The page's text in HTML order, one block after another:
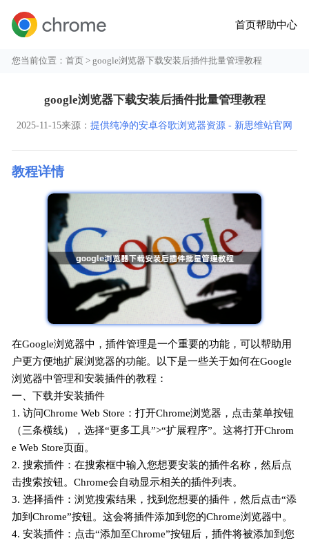
首页帮助中心
您当前位置：首页 > google浏览器下载安装后插件批量管理教程
google浏览器下载安装后插件批量管理教程
2025-11-15来源： 提供纯净的安卓谷歌浏览器资源 - 新思维站官网
教程详情
在Google浏览器中，插件管理是一个重要的功能，可以帮助用
户更方便地扩展浏览器的功能。以下是一些关于如何在Google
浏览器中管理和安装插件的教程：
一、下载并安装插件
1. 访问Chrome Web Store：打开Chrome浏览器，点击菜单按钮
（三条横线），选择“更多工具”>“扩展程序”。这将打开Chrom
e Web Store页面。
2. 搜索插件：在搜索框中输入您想要安装的插件名称，然后点
击搜索按钮。Chrome会自动显示相关的插件列表。
3. 选择插件：浏览搜索结果，找到您想要的插件，然后点击“添
加到Chrome”按钮。这会将插件添加到您的Chrome浏览器中。
4. 安装插件：点击“添加至Chrome”按钮后，插件将被添加到您